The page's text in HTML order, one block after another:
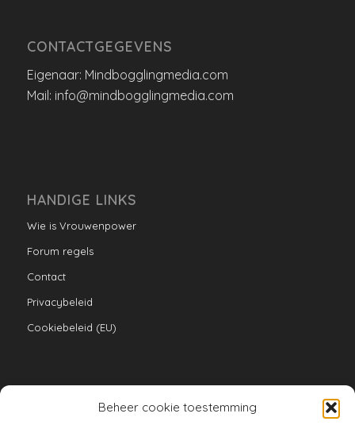
Beheer cookie toestemming
CONTACTGEGEVENS
Eigenaar: Mindbogglingmedia.com
Mail: info@mindbogglingmedia.com
HANDIGE LINKS
Wie is Vrouwenpower
Forum regels
Contact
Privacybeleid
Cookiebeleid (EU)